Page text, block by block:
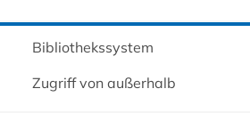
Bibliothekssystem
Zugriff von außerhalb